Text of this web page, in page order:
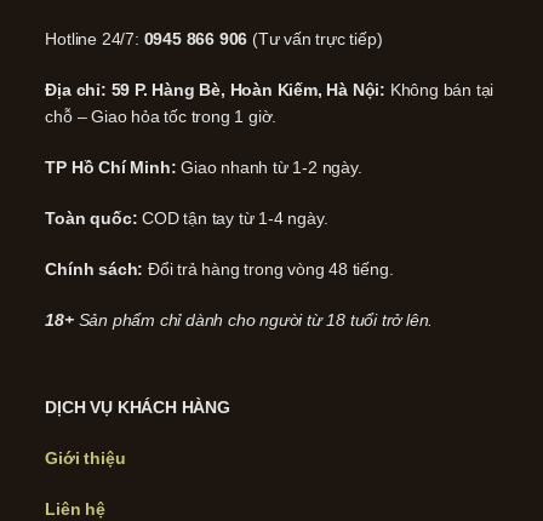
Hotline 24/7: 0945 866 906 (Tư vấn trực tiếp)
Địa chỉ: 59 P. Hàng Bè, Hoàn Kiếm, Hà Nội: Không bán tại
chỗ – Giao hỏa tốc trong 1 giờ.
TP Hồ Chí Minh: Giao nhanh từ 1-2 ngày.
Toàn quốc: COD tận tay từ 1-4 ngày.
Chính sách: Đổi trả hàng trong vòng 48 tiếng.
18+ Sản phẩm chỉ dành cho người từ 18 tuổi trở lên.
DỊCH VỤ KHÁCH HÀNG
Giới thiệu
Liên hệ